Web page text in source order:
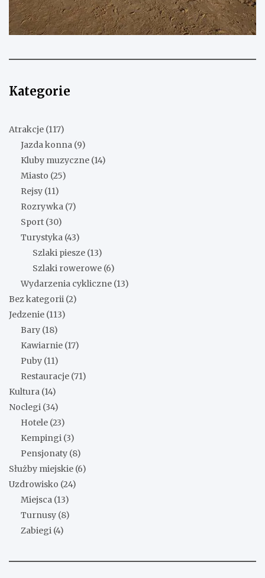
Kategorie
Atrakcje (117)
Jazda konna (9)
Kluby muzyczne (14)
Miasto (25)
Rejsy (11)
Rozrywka (7)
Sport (30)
Turystyka (43)
Szlaki piesze (13)
Szlaki rowerowe (6)
Wydarzenia cykliczne (13)
Bez kategorii (2)
Jedzenie (113)
Bary (18)
Kawiarnie (17)
Puby (11)
Restauracje (71)
Kultura (14)
Noclegi (34)
Hotele (23)
Kempingi (3)
Pensjonaty (8)
Służby miejskie (6)
Uzdrowisko (24)
Miejsca (13)
Turnusy (8)
Zabiegi (4)